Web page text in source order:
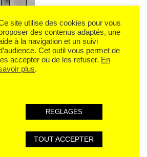
données personnelles
site utilise des cookies pour vous
des contenus adaptés, une
à la navigation et un suivi
Cet outil vous permet de
les accepter ou de les refuser. En
plus.
REGLAGES
TOUT ACCEPTER